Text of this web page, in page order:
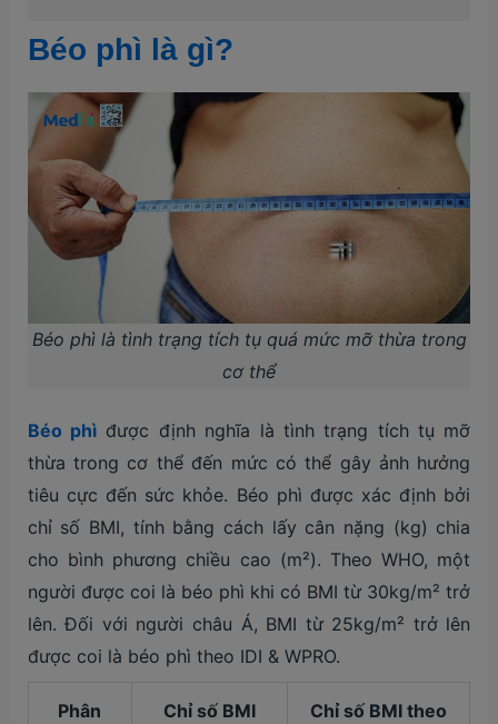
Béo phì là gì?
Béo phì là tình trạng tích tụ quá mức mỡ thừa trong
cơ thể
Béo phì được định nghĩa là tình trạng tích tụ mỡ
thừa trong cơ thể đến mức có thể gây ảnh hưởng
tiêu cực đến sức khỏe. Béo phì được xác định bởi
chỉ số BMI, tính bằng cách lấy cân nặng (kg) chia
cho bình phương chiều cao (m²). Theo WHO, một
người được coi là béo phì khi có BMI từ 30kg/m² trở
lên. Đối với người châu Á, BMI từ 25kg/m² trở lên
được coi là béo phì theo IDI & WPRO.
Phân
Chỉ số BMI
Chỉ số BMI theo